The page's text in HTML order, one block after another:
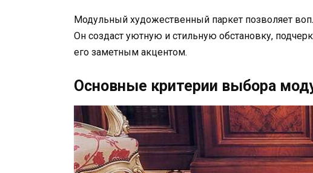
Модульный художественный паркет позволяет
Он создаст уютную и стильную обстановку,
его заметным акцентом.
Основные критерии выбора